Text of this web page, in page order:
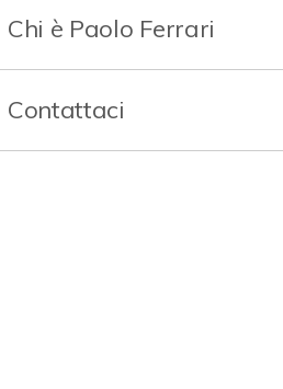
Chi è Paolo Ferrari
Contattaci